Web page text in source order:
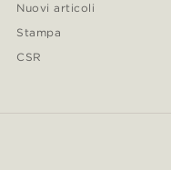
Nuovi articoli
Stampa
CSR